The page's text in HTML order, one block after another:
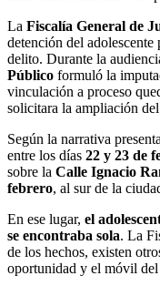
La Fiscalía General de
detención del
delito. Durante la
Público formuló la
vinculación a proceso
solicitara la ampliación
Según la narrativa
entre los días 22 y 23 de
sobre la Calle Ignacio
febrero, al sur de la
En ese lugar, el
se encontraba sola. La
de los hechos, existen
oportunidad y el móvil del